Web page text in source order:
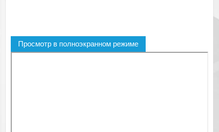
Просмотр в полноэкранном режиме